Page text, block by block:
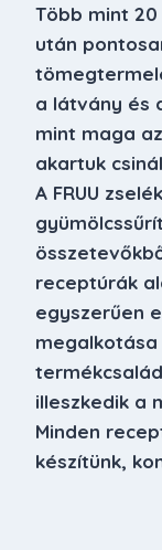
Több mint
után
a látvány és
mint maga
akartuk
A FRUU
receptúrák
egyszerűen
illeszkedik a
Minden
készítünk,